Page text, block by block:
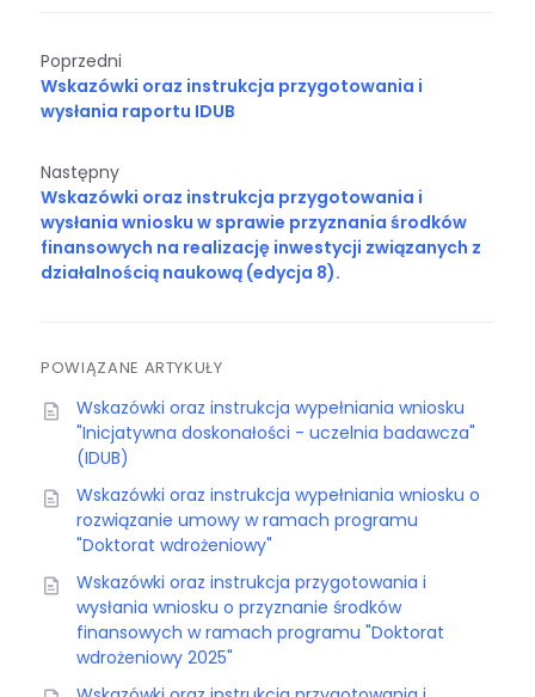
Poprzedni
Wskazówki oraz instrukcja przygotowania i
wysłania raportu IDUB
Następny
Wskazówki oraz instrukcja przygotowania i
wysłania wniosku w sprawie przyznania środków
finansowych na realizację inwestycji związanych z
działalnością naukową (edycja 8).
POWIĄZANE ARTYKUŁY
Wskazówki oraz instrukcja wypełniania wniosku
"Inicjatywna doskonałości - uczelnia badawcza"
(IDUB)
Wskazówki oraz instrukcja wypełniania wniosku o
rozwiązanie umowy w ramach programu
"Doktorat wdrożeniowy"
Wskazówki oraz instrukcja przygotowania i
wysłania wniosku o przyznanie środków
finansowych w ramach programu "Doktorat
wdrożeniowy 2025"